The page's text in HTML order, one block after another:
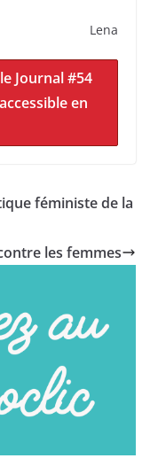
Lena
Journal #54
en
féministe de la
les femmes